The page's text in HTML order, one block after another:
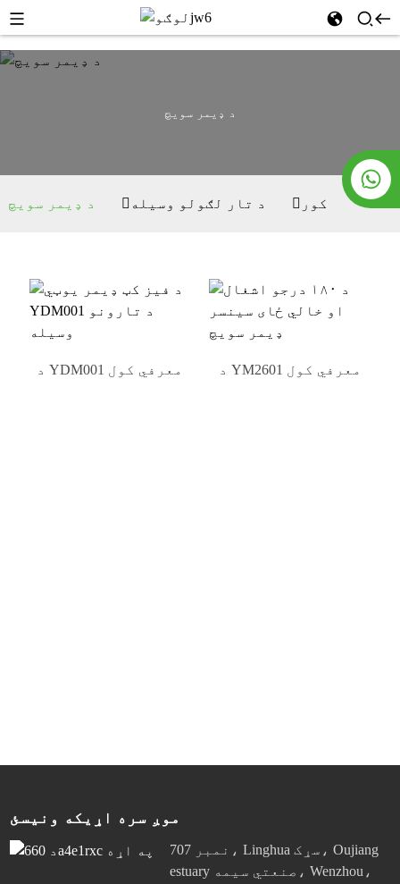
د ډیمر سویچ
کور د تار لګولو وسیله د ډیمر سویچ
د YDM001 معرفي کول د YM2601 معرفي کول
موږ سره اړیکه ونیسئ
نمبر 707، Linghua سړک، Oujiang
estuary صنعتي سیمه، Wenzhou،